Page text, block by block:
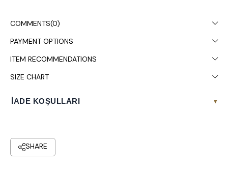
COMMENTS(0)
PAYMENT OPTIONS
ITEM RECOMMENDATIONS
SIZE CHART
İADE KOŞULLARI ▾